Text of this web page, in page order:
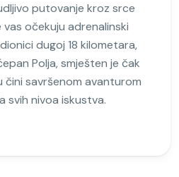
putovanje kroz srce
vas očekuju adrenalinski
dugoj 18 kilometara,
Polja, smješten je čak
čini savršenom avanturom
svih nivoa iskustva.